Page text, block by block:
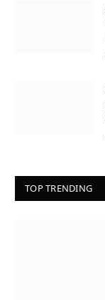
TOP TRENDING